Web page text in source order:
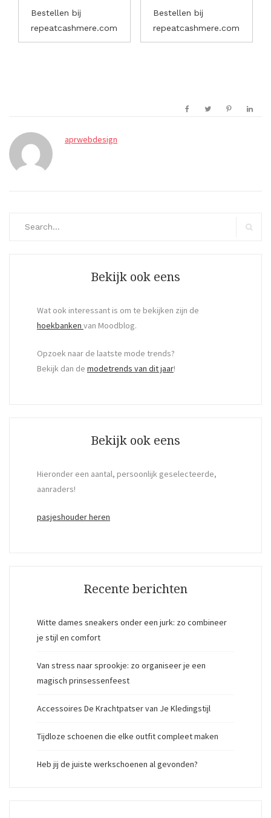
Bestellen bij
repeatcashmere.com
Bestellen bij
repeatcashmere.com
aprwebdesign
Bekijk ook eens
Wat ook interessant is om te bekijken zijn de
hoekbanken van Moodblog.
Opzoek naar de laatste mode trends?
Bekijk dan de modetrends van dit jaar!
Bekijk ook eens
Hieronder een aantal, persoonlijk geselecteerde,
aanraders!
pasjeshouder heren
Recente berichten
Witte dames sneakers onder een jurk: zo combineer
je stijl en comfort
Van stress naar sprookje: zo organiseer je een
magisch prinsessenfeest
Accessoires De Krachtpatser van Je Kledingstijl
Tijdloze schoenen die elke outfit compleet maken
Heb jij de juiste werkschoenen al gevonden?